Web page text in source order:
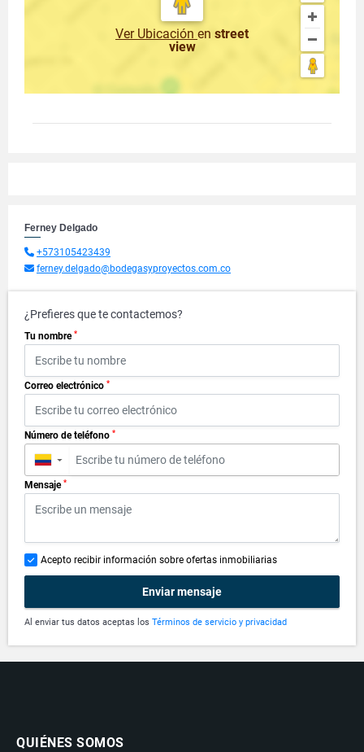
Ver Ubicación en street
view
Ferney Delgado
+573105423439
ferney.delgado@bodegasyproyectos.com.co
¿Prefieres que te contactemos?
Tu nombre *
Correo electrónico *
Número de teléfono *
▼
Mensaje *
Acepto recibir información sobre ofertas inmobiliarias
Enviar mensaje
Al enviar tus datos aceptas los Términos de servicio y privacidad
QUIÉNES SOMOS